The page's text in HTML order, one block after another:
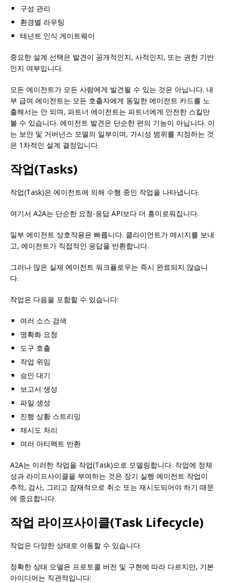
구성 관리
환경별 라우팅
테넌트 인식 게이트웨이
중요한 설계 선택은 발견이 공개적인지, 사적인지, 또는 권한 기반
인지 여부입니다.
모든 에이전트가 모든 사람에게 발견될 수 있는 것은 아닙니다. 내
부 급여 에이전트는 모든 호출자에게 동일한 에이전트 카드를 노
출해서는 안 되며, 파트너 에이전트는 파트너에게 안전한 스킬만
볼 수 있습니다. 에이전트 발견은 단순한 편의 기능이 아닙니다. 이
는 보안 및 거버넌스 모델의 일부이며, 가시성 범위를 지정하는 것
은 1차적인 설계 결정입니다.
작업(Tasks)
작업(Task)은 에이전트에 의해 수행 중인 작업을 나타냅니다.
여기서 A2A는 단순한 요청-응답 API보다 더 흥미로워집니다.
일부 에이전트 상호작용은 빠릅니다. 클라이언트가 메시지를 보내
고, 에이전트가 직접적인 응답을 반환합니다.
그러나 많은 실제 에이전트 워크플로우는 즉시 완료되지 않습니
다.
작업은 다음을 포함할 수 있습니다:
여러 소스 검색
명확화 요청
도구 호출
작업 위임
승인 대기
보고서 생성
파일 생성
진행 상황 스트리밍
재시도 처리
여러 아티팩트 반환
A2A는 이러한 작업을 작업(Task)으로 모델링합니다. 작업에 정체
성과 라이프사이클을 부여하는 것은 장기 실행 에이전트 작업이
추적, 검사, 그리고 잠재적으로 취소 또는 재시도되어야 하기 때문
에 중요합니다.
작업 라이프사이클(Task Lifecycle)
작업은 다양한 상태로 이동할 수 있습니다.
정확한 상태 모델은 프로토콜 버전 및 구현에 따라 다르지만, 기본
아이디어는 직관적입니다: